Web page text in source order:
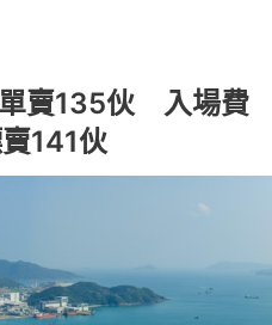
賣135伙 入場費
141伙